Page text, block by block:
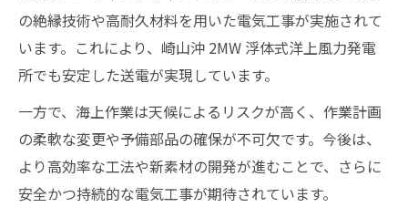
の絶縁技術や高耐久材料を用いた電気工事が実施されて
います。これにより、崎山沖 2MW 浮体式洋上風力発電
所でも安定した送電が実現しています。
一方で、海上作業は天候によるリスクが高く、作業計画
の柔軟な変更や予備部品の確保が不可欠です。今後は、
より高効率な工法や新素材の開発が進むことで、さらに
安全かつ持続的な電気工事が期待されています。